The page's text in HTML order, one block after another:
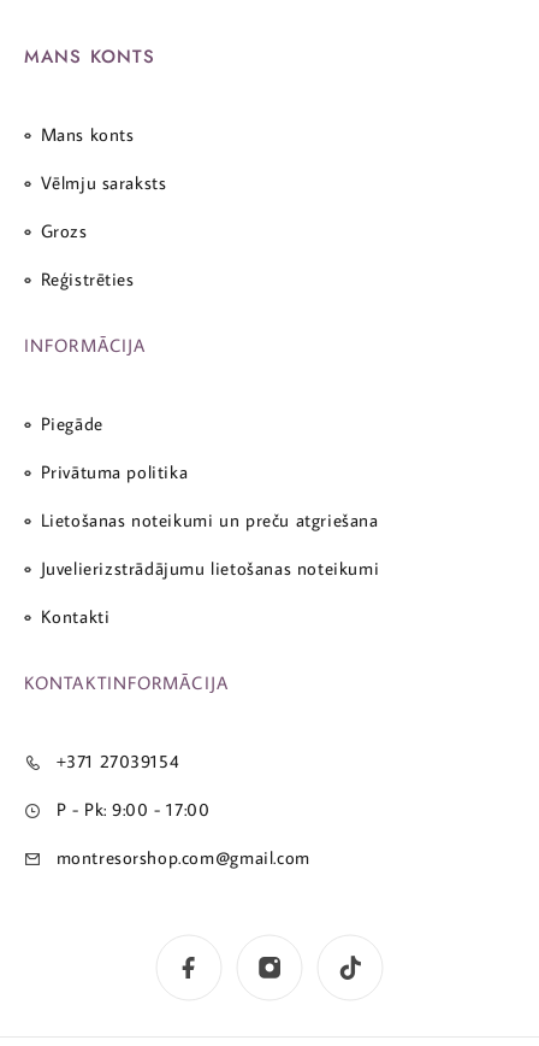
MANS KONTS
Mans konts
Vēlmju saraksts
Grozs
Reģistrēties
INFORMĀCIJA
Piegāde
Privātuma politika
Lietošanas noteikumi un preču atgriešana
Juvelierizstrādājumu lietošanas noteikumi
Kontakti
KONTAKTINFORMĀCIJA
+371 27039154
P - Pk: 9:00 - 17:00
montresorshop.com@gmail.com